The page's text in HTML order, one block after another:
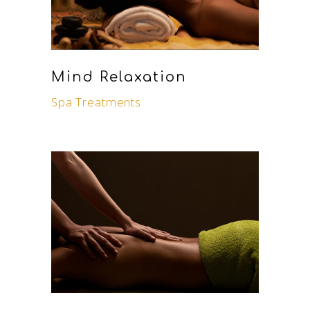
Mind Relaxation
Spa Treatments